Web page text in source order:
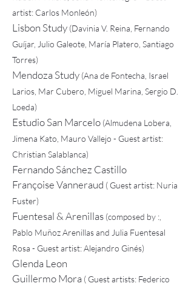
artist: Carlos Monleón)
Lisbon Study (Davinia V. Reina, Fernando
Guíjar, Julio Galeote, María Platero, Santiago
Torres)
Mendoza Study (Ana de Fontecha, Israel
Larios, Mar Cubero, Miguel Marina, Sergio D.
Loeda)
Estudio San Marcelo (Almudena Lobera,
Jimena Kato, Mauro Vallejo - Guest artist:
Christian Salablanca)
Fernando Sánchez Castillo
Françoise Vanneraud ( Guest artist: Nuria
Fuster)
Fuentesal & Arenillas (composed by :,
Pablo Muñoz Arenillas and Julia Fuentesal
Rosa - Guest artist: Alejandro Ginés)
Glenda Leon
Guillermo Mora ( Guest artists: Federico